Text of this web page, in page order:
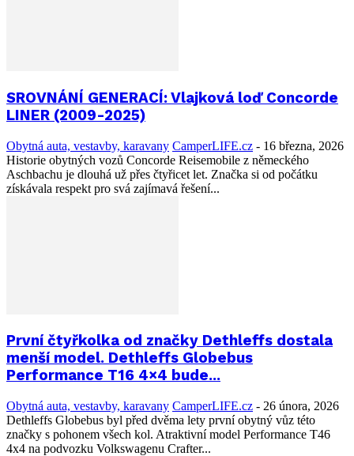
SROVNÁNÍ GENERACÍ: Vlajková loď Concorde
LINER (2009-2025)
Obytná auta, vestavby, karavany CamperLIFE.cz - 16 března, 2026
Historie obytných vozů Concorde Reisemobile z německého
Aschbachu je dlouhá už přes čtyřicet let. Značka si od počátku
získávala respekt pro svá zajímavá řešení...
První čtyřkolka od značky Dethleffs dostala
menší model. Dethleffs Globebus
Performance T16 4×4 bude...
Obytná auta, vestavby, karavany CamperLIFE.cz - 26 února, 2026
Dethleffs Globebus byl před dvěma lety první obytný vůz této
značky s pohonem všech kol. Atraktivní model Performance T46
4x4 na podvozku Volkswagenu Crafter...